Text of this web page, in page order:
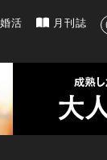
洗練されたライ
活 月刊誌